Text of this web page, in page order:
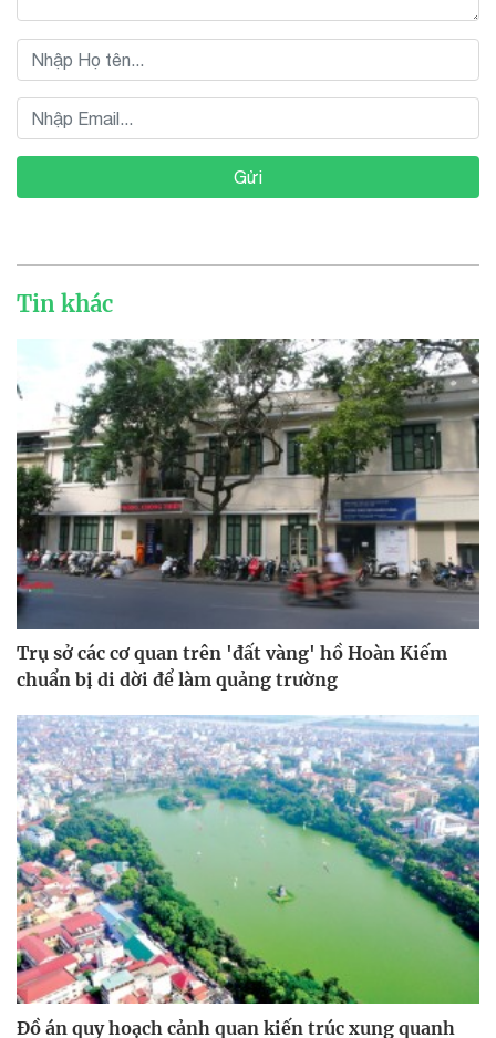
Gửi
Tin khác
Trụ sở các cơ quan trên 'đất vàng' hồ Hoàn Kiếm
chuẩn bị di dời để làm quảng trường
Đồ án quy hoạch cảnh quan kiến trúc xung quanh